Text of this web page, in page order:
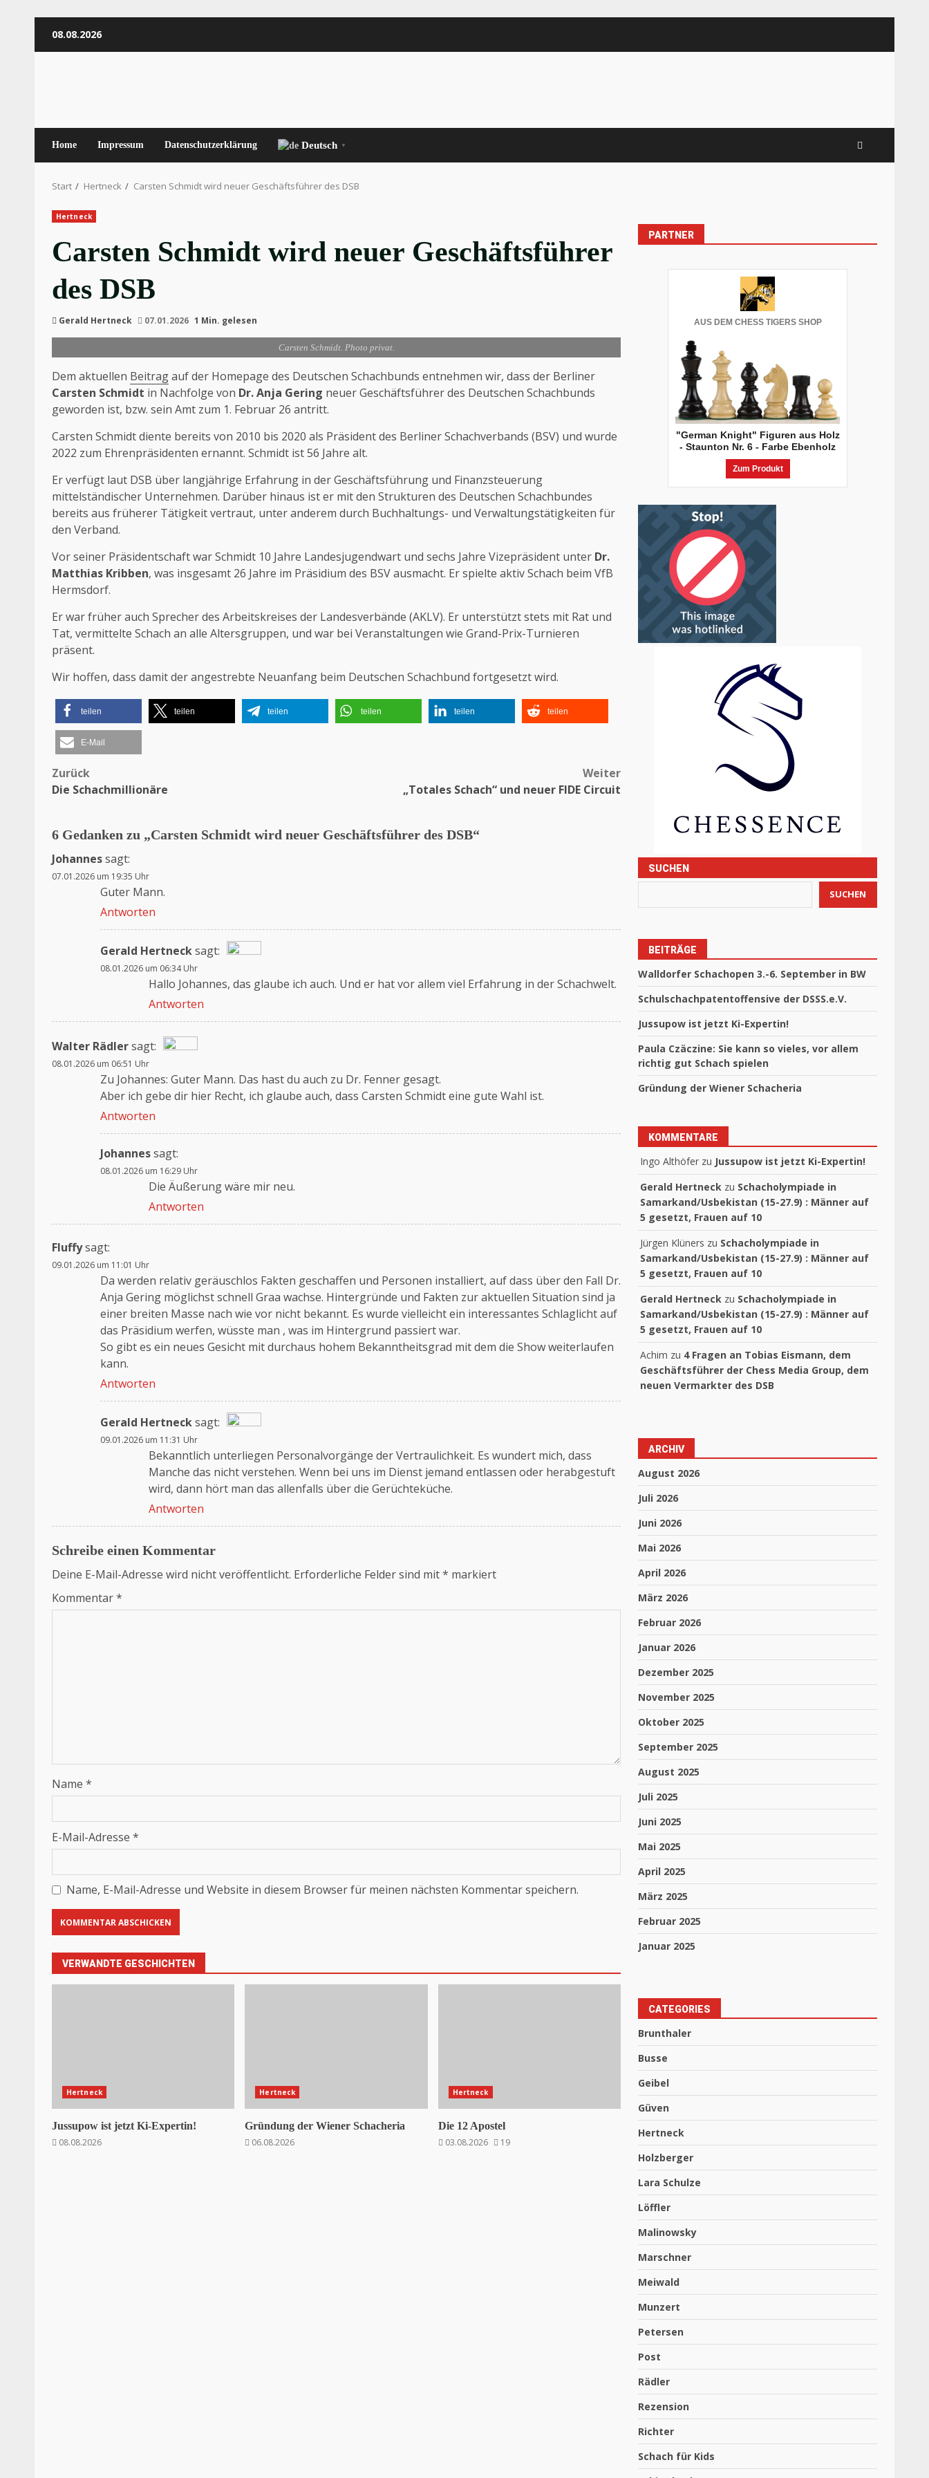
Inhalt08.08.2026
Home Impressum Datenschutzerklärung Deutsch ▼
Start Hertneck Carsten Schmidt wird neuer Geschäftsführer des DSB
Hertneck
Carsten Schmidt wird neuer Geschäftsführer
des DSB
Gerald Hertneck 07.01.2026 1 Min. gelesen
Carsten Schmidt. Photo privat.
Dem aktuellen Beitragauf der Homepage des Deutschen Schachbunds entnehmen wir, dass der Berliner
Carsten Schmidt in Nachfolge von Dr. Anja Gering neuer Geschäftsführer des Deutschen Schachbunds
geworden ist, bzw. sein Amt zum 1. Februar 26 antritt.
Carsten Schmidt diente bereits von 2010 bis 2020 als Präsident des Berliner Schachverbands (BSV) und wurde
2022 zum Ehrenpräsidenten ernannt. ​ Schmidt ist 56 Jahre alt.
Erverfügt laut DSB über langjährige Erfahrung in der Geschäftsführung und Finanzsteuerung
mittelständischer Unternehmen. Darüber hinaus ist er mit den Strukturen des Deutschen Schachbundes
bereits aus früherer Tätigkeit vertraut, unter anderem durch Buchhaltungs- und Verwaltungstätigkeiten für
den Verband.
Vor seiner Präsidentschaft war Schmidt 10 Jahre Landesjugendwart und sechs Jahre Vizepräsident unter Dr.
Matthias Kribben, was insgesamt 26 Jahre im Präsidium des BSV ausmacht. Er spielte aktiv Schach beim VfB
Hermsdorf.
Er war früher auch Sprecher des Arbeitskreises der Landesverbände (AKLV). Er unterstützt stets mit Rat und
Tat, vermittelte Schach an alle Altersgruppen, und war bei Veranstaltungen wie Grand-Prix-Turnieren
präsent.
Wir hoffen, dass damit der angestrebte Neuanfang beim Deutschen Schachbund fortgesetzt wird.
teilen teilen teilen teilen teilen teilen
E-Mail
Beitragsnavigation
Zurück
Die Schachmillionäre
Weiter
„Totales Schach“ und neuer FIDE Circuit
6 Gedanken zu „Carsten Schmidt wird neuer Geschäftsführer des DSB“
Johannessagt:
07.01.2026 um 19:35 Uhr
Guter Mann.
Antworten
Gerald Hertnecksagt:
Das „Echte-Person“-Abzeichen!
Anti-Spam von CleanTalk
08.01.2026 um 06:34 Uhr
Hallo Johannes, das glaube ich auch. Und er hat vor allem viel Erfahrung in der Schachwelt.
Antworten
Walter Rädlersagt:
Das „Echte-Person“-Abzeichen!
Anti-Spam von CleanTalk
08.01.2026 um 06:51 Uhr
Zu Johannes: Guter Mann. Das hast du auch zu Dr. Fenner gesagt.
Aber ich gebe dir hier Recht, ich glaube auch, dass Carsten Schmidt eine gute Wahl ist.
Antworten
Johannessagt:
08.01.2026 um 16:29 Uhr
Die Äußerung wäre mir neu.
Antworten
Fluffysagt:
09.01.2026 um 11:01 Uhr
Da werden relativ geräuschlos Fakten geschaffen und Personen installiert, auf dass über den Fall Dr.
Anja Gering möglichst schnell Graa wachse. Hintergründe und Fakten zur aktuellen Situation sind ja
einer breiten Masse nach wie vor nicht bekannt. Es wurde vielleicht ein interessantes Schlaglicht auf
das Präsidium werfen, wüsste man , was im Hintergrund passiert war.
So gibt es ein neues Gesicht mit durchaus hohem Bekanntheitsgrad mit dem die Show weiterlaufen
kann.
Antworten
Gerald Hertnecksagt:
Das „Echte-Person“-Abzeichen!
Anti-Spam von CleanTalk
09.01.2026 um 11:31 Uhr
Bekanntlich unterliegen Personalvorgänge der Vertraulichkeit. Es wundert mich, dass
Manche das nicht verstehen. Wenn bei uns im Dienst jemand entlassen oder herabgestuft
wird, dann hört man das allenfalls über die Gerüchteküche.
Antworten
Schreibe einen Kommentar
Deine E-Mail-Adresse wird nicht veröffentlicht. Erforderliche Felder sind mit* markiert
Kommentar*
Name *
E-Mail-Adresse *
Name, E-Mail-Adresse und Website in diesem Browser für meinen nächsten Kommentar speichern.
VERWANDTE GESCHICHTEN
Hertneck
Jussupow ist jetzt Ki-Expertin!
08.08.2026
Hertneck
Gründung der Wiener Schacheria
06.08.2026
Hertneck
Die 12 Apostel
03.08.2026
19
PARTNER
AUS DEM CHESS TIGERS SHOP
"German Knight" Figuren aus Holz
- Staunton Nr. 6 - Farbe Ebenholz
Zum Produkt
SUCHEN
SUCHEN
BEITRÄGE
Walldorfer Schachopen 3.-6. September in BW
Schulschachpatentoffensive der DSSS.e.V.
Jussupow ist jetzt Ki-Expertin!
Paula Czäczine: Sie kann so vieles, vor allem
richtig gut Schach spielen
Gründung der Wiener Schacheria
KOMMENTARE
Ingo Althöfer zu Jussupow ist jetzt Ki-Expertin!
Gerald Hertneck zu Schacholympiade in
Samarkand/Usbekistan (15-27.9) : Männer auf
5 gesetzt, Frauen auf 10
Jürgen Klüners zu Schacholympiade in
Samarkand/Usbekistan (15-27.9) : Männer auf
5 gesetzt, Frauen auf 10
Gerald Hertneck zu Schacholympiade in
Samarkand/Usbekistan (15-27.9) : Männer auf
5 gesetzt, Frauen auf 10
Achim zu 4 Fragen an Tobias Eismann, dem
Geschäftsführer der Chess Media Group, dem
neuen Vermarkter des DSB
ARCHIV
August 2026
Juli 2026
Juni 2026
Mai 2026
April 2026
März 2026
Februar 2026
Januar 2026
Dezember 2025
November 2025
Oktober 2025
September 2025
August 2025
Juli 2025
Juni 2025
Mai 2025
April 2025
März 2025
Februar 2025
Januar 2025
CATEGORIES
Brunthaler
Busse
Geibel
Güven
Hertneck
Holzberger
Lara Schulze
Löffler
Malinowsky
Marschner
Meiwald
Munzert
Petersen
Post
Rädler
Rezension
Richter
Schach für Kids